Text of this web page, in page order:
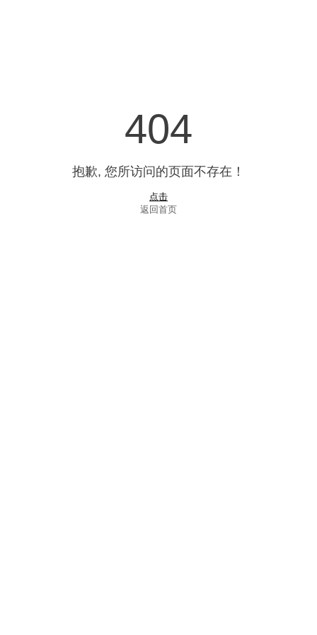
404
抱歉, 您所访问的页面不存在！
点击
返回首页